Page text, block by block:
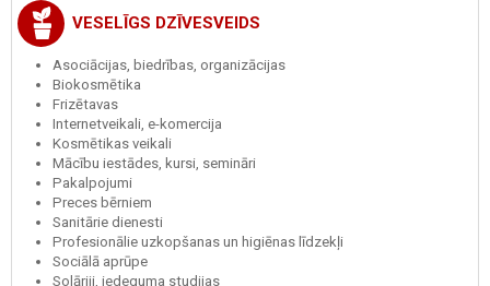
VESELĪGS DZĪVESVEIDS
Asociācijas, biedrības, organizācijas
Biokosmētika
Frizētavas
Internetveikali, e-komercija
Kosmētikas veikali
Mācību iestādes, kursi, semināri
Pakalpojumi
Preces bērniem
Sanitārie dienesti
Profesionālie uzkopšanas un higiēnas līdzekļi
Sociālā aprūpe
Solāriji, iedeguma studijas